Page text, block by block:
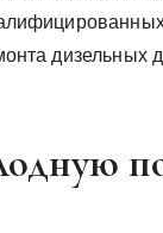
дизельных